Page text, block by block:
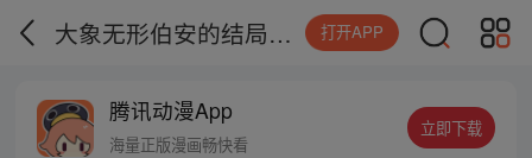
大象无形伯安的结局如何 打开APP
腾讯动漫App
海量正版漫画畅快看
立即下载